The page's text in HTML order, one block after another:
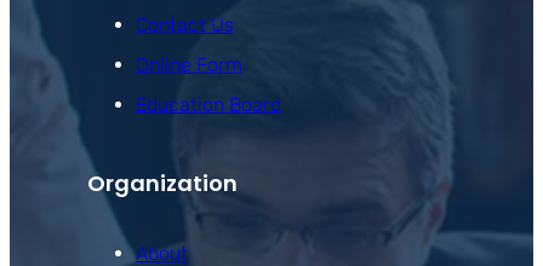
Contact Us
Online Form
Education Board
Organization
About